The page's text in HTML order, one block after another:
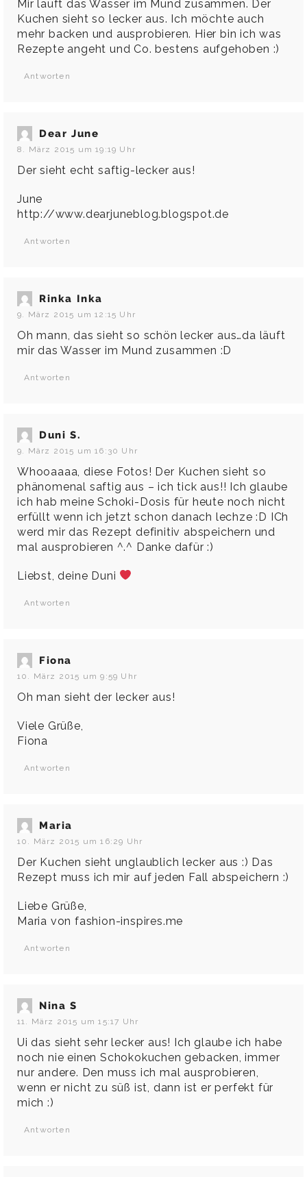
Mir läuft das Wasser im Mund zusammen. Der
Kuchen sieht so lecker aus. Ich möchte auch
mehr backen und ausprobieren. Hier bin ich was
Rezepte angeht und Co. bestens aufgehoben :)
Antworten
Dear June
8. März 2015 um 19:19 Uhr
Der sieht echt saftig-lecker aus!
June
http://www.dearjuneblog.blogspot.de
Antworten
Rinka Inka
9. März 2015 um 12:15 Uhr
Oh mann, das sieht so schön lecker aus…da läuft
mir das Wasser im Mund zusammen :D
Antworten
Duni S.
9. März 2015 um 16:30 Uhr
Whooaaaa, diese Fotos! Der Kuchen sieht so
phänomenal saftig aus – ich tick aus!! Ich glaube
ich hab meine Schoki-Dosis für heute noch nicht
erfüllt wenn ich jetzt schon danach lechze :D ICh
werd mir das Rezept definitiv abspeichern und
mal ausprobieren ^.^ Danke dafür :)
Liebst, deine Duni
Antworten
Fiona
10. März 2015 um 9:59 Uhr
Oh man sieht der lecker aus!
Viele Grüße,
Fiona
Antworten
Maria
10. März 2015 um 16:29 Uhr
Der Kuchen sieht unglaublich lecker aus :) Das
Rezept muss ich mir auf jeden Fall abspeichern :)
Liebe Grüße,
Maria von fashion-inspires.me
Antworten
Nina S
11. März 2015 um 15:17 Uhr
Ui das sieht sehr lecker aus! Ich glaube ich habe
noch nie einen Schokokuchen gebacken, immer
nur andere. Den muss ich mal ausprobieren,
wenn er nicht zu süß ist, dann ist er perfekt für
mich :)
Antworten